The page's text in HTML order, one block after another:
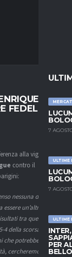
7
ULTIME
7
ULTIME
PER
FEDELI A
alla vigilia
contro il
nessuna delle
un’altra
tra queste
4 della scorsa
potrebbero
cercheremo di